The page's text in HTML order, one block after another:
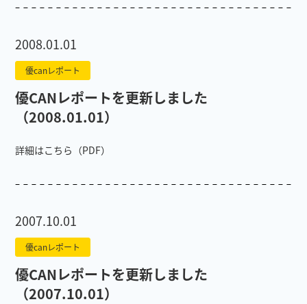
2008.01.01
優canレポート
優CANレポートを更新しました
（2008.01.01）
詳細はこちら（PDF）
2007.10.01
優canレポート
優CANレポートを更新しました
（2007.10.01）